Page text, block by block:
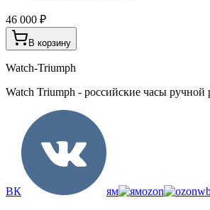
46 000 ₽
В корзину
Watch-Triumph
Watch Triumph - российские часы ручной
ВК ям ozon